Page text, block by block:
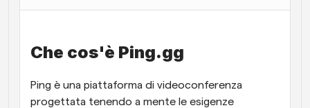
Programmazione potenziata con chiamate
supportate dall'IA
Rimani aggiornato con le ultime notizie e aggiornamenti
Che cos'è Ping.gg
Ping è una piattaforma di videoconferenza
progettata tenendo a mente le esigenze